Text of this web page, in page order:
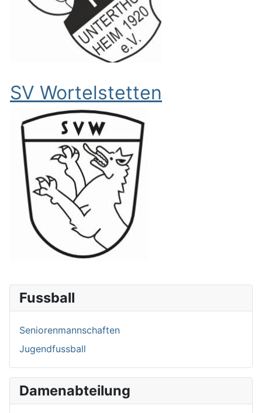
Fussball
Seniorenmannschaften
Jugendfussball
Damenabteilung
SV Wortelstetten